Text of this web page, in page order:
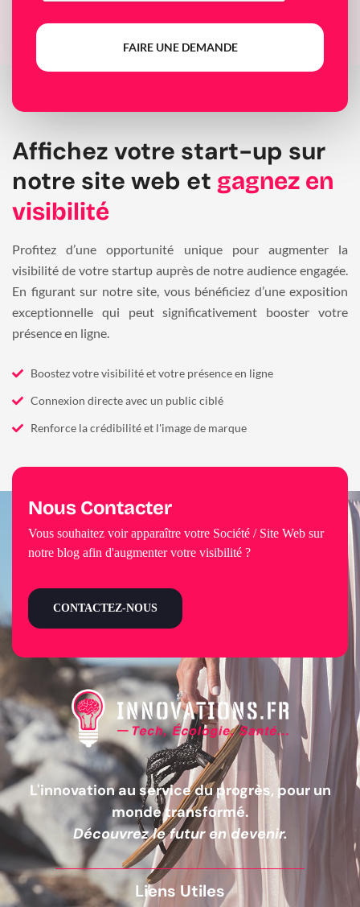
FAIRE UNE DEMANDE
Affichez votre start-up sur
notre site web et gagnez en
visibilité
Profitez d’une opportunité unique pour augmenter la
visibilité de votre startup auprès de notre audience engagée.
En figurant sur notre site, vous bénéficiez d’une exposition
exceptionnelle qui peut significativement booster votre
présence en ligne.
Boostez votre visibilité et votre présence en ligne
Connexion directe avec un public ciblé
Renforce la crédibilité et l'image de marque
L'innovation au service du progrès, pour un
monde transformé.
Découvrez le futur en devenir.
Liens Utiles
Nous Contacter
Vous souhaitez voir apparaître votre Société / Site Web sur
notre blog afin d'augmenter votre visibilité ?
CONTACTEZ-NOUS